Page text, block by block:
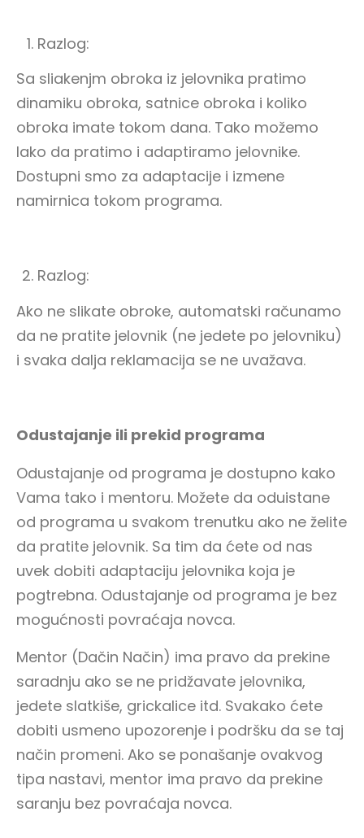
Razlog:
Sa sliakenjm obroka iz jelovnika pratimo
dinamiku obroka, satnice obroka i koliko
obroka imate tokom dana. Tako možemo
lako da pratimo i adaptiramo jelovnike.
Dostupni smo za adaptacije i izmene
namirnica tokom programa.
Razlog:
Ako ne slikate obroke, automatski računamo
da ne pratite jelovnik (ne jedete po jelovniku)
i svaka dalja reklamacija se ne uvažava.
Odustajanje ili prekid programa
Odustajanje od programa je dostupno kako
Vama tako i mentoru. Možete da oduistane
od programa u svakom trenutku ako ne želite
da pratite jelovnik. Sa tim da ćete od nas
uvek dobiti adaptaciju jelovnika koja je
pogtrebna. Odustajanje od programa je bez
mogućnosti povraćaja novca.
Mentor (Dačin Način) ima pravo da prekine
saradnju ako se ne pridžavate jelovnika,
jedete slatkiše, grickalice itd. Svakako ćete
dobiti usmeno upozorenje i podršku da se taj
način promeni. Ako se ponašanje ovakvog
tipa nastavi, mentor ima pravo da prekine
saranju bez povraćaja novca.
Dačin način Tik Tok
Podržavano plaćanje